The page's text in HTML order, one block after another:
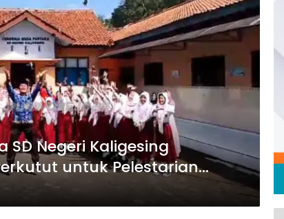
SD Negeri Kaligesing
untuk Pelestarian